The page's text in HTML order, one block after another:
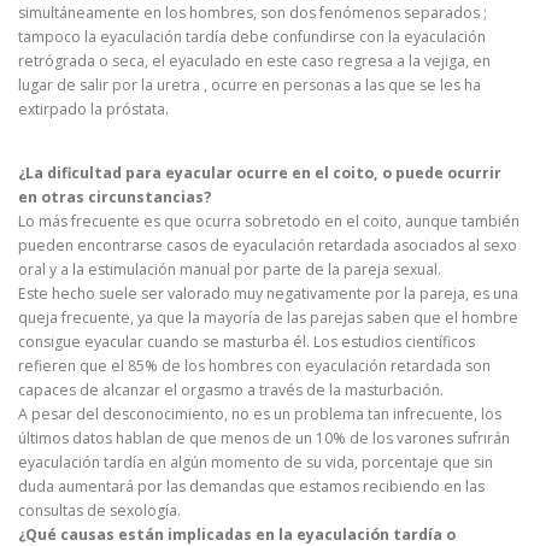
simultáneamente en los hombres, son dos fenómenos separados ;
tampoco la eyaculación tardía debe confundirse con la eyaculación
retrógrada o seca, el eyaculado en este caso regresa a la vejiga, en
lugar de salir por la uretra , ocurre en personas a las que se les ha
extirpado la próstata.
¿La dificultad para eyacular ocurre en el coito, o puede ocurrir
en otras circunstancias?
Lo más frecuente es que ocurra sobretodo en el coito, aunque también
pueden encontrarse casos de eyaculación retardada asociados al sexo
oral y a la estimulación manual por parte de la pareja sexual.
Este hecho suele ser valorado muy negativamente por la pareja, es una
queja frecuente, ya que la mayoría de las parejas saben que el hombre
consigue eyacular cuando se masturba él. Los estudios científicos
refieren que el 85% de los hombres con eyaculación retardada son
capaces de alcanzar el orgasmo a través de la masturbación.
A pesar del desconocimiento, no es un problema tan infrecuente, los
últimos datos hablan de que menos de un 10% de los varones sufrirán
eyaculación tardía en algún momento de su vida, porcentaje que sin
duda aumentará por las demandas que estamos recibiendo en las
consultas de sexología.
¿Qué causas están implicadas en la eyaculación tardía o